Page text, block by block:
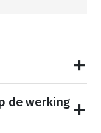
de werking